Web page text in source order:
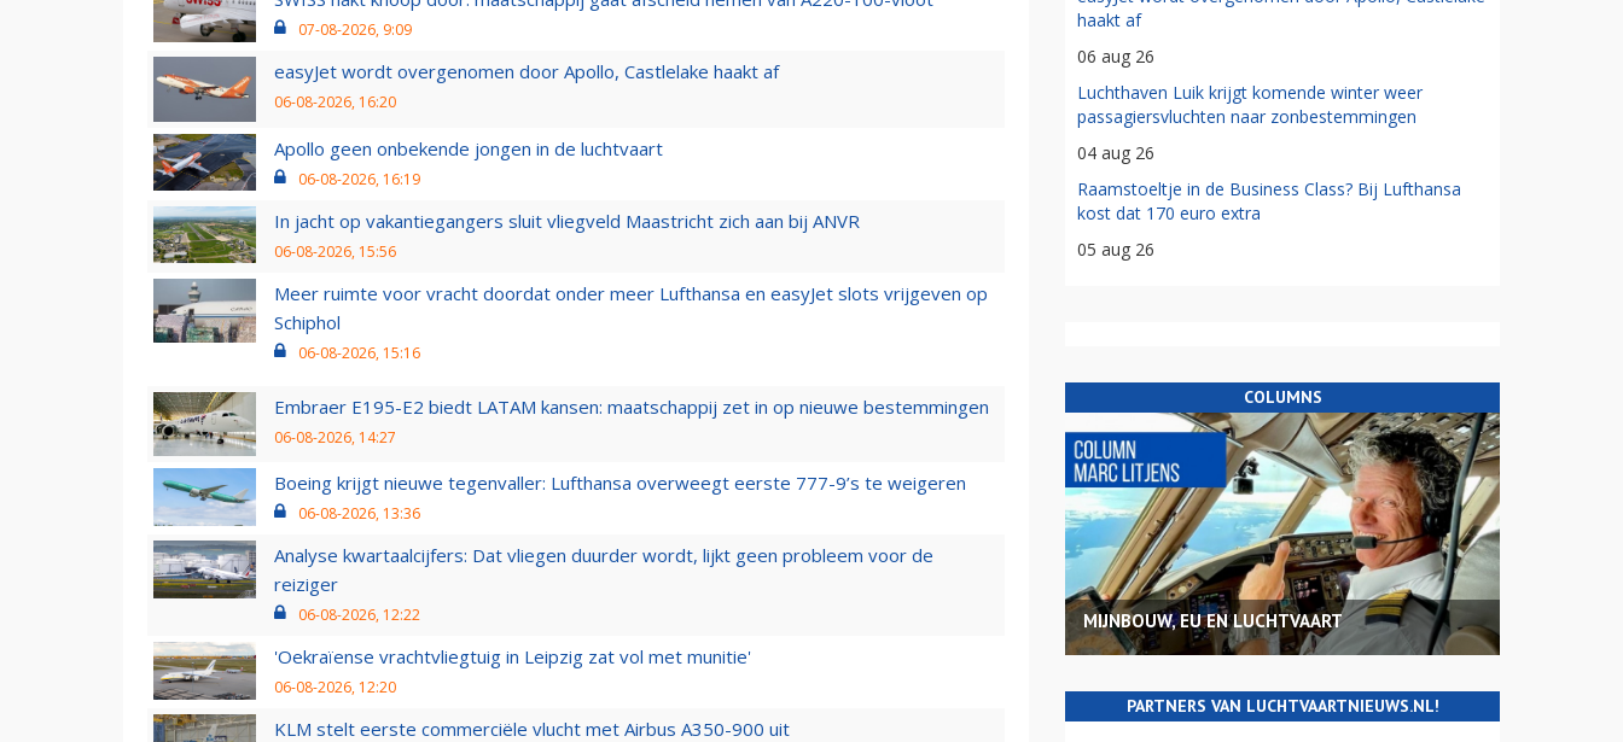
07-08-2026, 9:09
easyJet wordt overgenomen door Apollo, Castlelake haakt af
06-08-2026, 16:20
Apollo geen onbekende jongen in de luchtvaart
06-08-2026, 16:19
In jacht op vakantiegangers sluit vliegveld Maastricht zich aan bij ANVR
06-08-2026, 15:56
Meer ruimte voor vracht doordat onder meer Lufthansa en easyJet slots vrijgeven op
Schiphol
06-08-2026, 15:16
Embraer E195-E2 biedt LATAM kansen: maatschappij zet in op nieuwe bestemmingen
06-08-2026, 14:27
Boeing krijgt nieuwe tegenvaller: Lufthansa overweegt eerste 777-9’s te weigeren
06-08-2026, 13:36
Analyse kwartaalcijfers: Dat vliegen duurder wordt, lijkt geen probleem voor de
reiziger
06-08-2026, 12:22
'Oekraïense vrachtvliegtuig in Leipzig zat vol met munitie'
06-08-2026, 12:20
KLM stelt eerste commerciële vlucht met Airbus A350-900 uit
haakt af
06 aug 26
Luchthaven Luik krijgt komende winter weer
passagiersvluchten naar zonbestemmingen
04 aug 26
Raamstoeltje in de Business Class? Bij Lufthansa
kost dat 170 euro extra
05 aug 26
COLUMNS
MIJNBOUW, EU EN LUCHTVAART
PARTNERS VAN LUCHTVAARTNIEUWS.NL!